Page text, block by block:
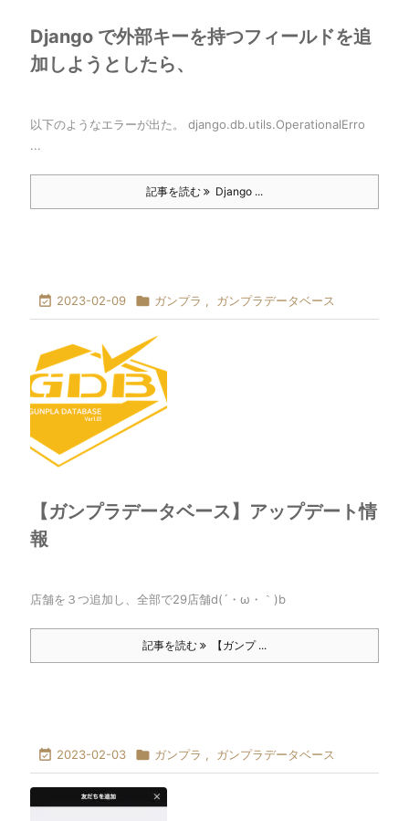
Django で外部キーを持つフィールドを追
加しようとしたら、
以下のようなエラーが出た。 django.db.utils.OperationalErro
...
記事を読む Django ...
 2023-02-09  ガンプラ , ガンプラデータベース
【ガンプラデータベース】アップデート情
報
店舗を３つ追加し、全部で29店舗d(´・ω・｀)b
記事を読む 【ガンプ ...
 2023-02-03  ガンプラ , ガンプラデータベース